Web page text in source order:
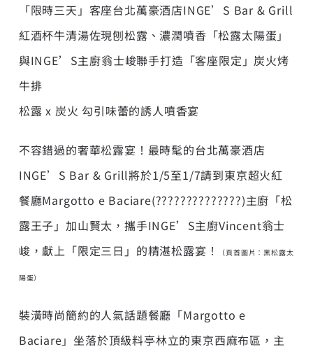
「限時三天」客座台北萬豪酒店INGE’S Bar & Grill
紅酒杯牛清湯佐現刨松露、濃潤噴香「松露太陽蛋」
與INGE’S主廚翁士峻聯手打造「客座限定」炭火烤
牛排
松露 x 炭火 勾引味蕾的誘人噴香宴
不容錯過的奢華松露宴！最時髦的台北萬豪酒店
INGE’S Bar & Grill將於1/5至1/7請到東京超火紅
餐廳Margotto e Baciare(??????????????)主廚「松
露王子」加山賢太，攜手INGE’S主廚Vincent翁士
峻，獻上「限定三日」的精湛松露宴！
（頁首圖片：黑松露太
陽蛋）
裝潢時尚簡約的人氣話題餐廳「Margotto e
Baciare」坐落於頂級料亭林立的東京西麻布區，主